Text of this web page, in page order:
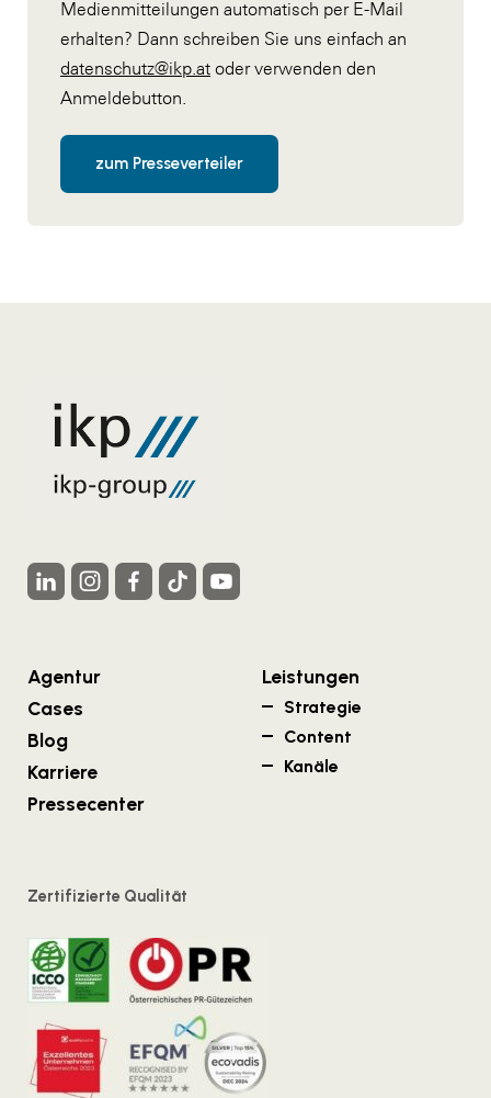
Medienmitteilungen automatisch per E-Mail
erhalten? Dann schreiben Sie uns einfach an
datenschutz@ikp.at oder verwenden den
Anmeldebutton.
zum Presseverteiler
Agentur
Cases
Blog
Karriere
Pressecenter
Leistungen
Strategie
Content
Kanäle
Zertifizierte Qualität